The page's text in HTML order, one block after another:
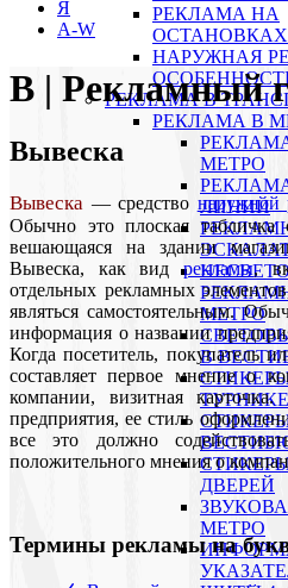
РЕКЛАМА НА
ОСТАНОВКАХ
НАРУЖНАЯ
РЕКЛАМА В
РЕКЛАМА В
МЕТРО
ЛИНИЙ
МЕТРО
В
ДВЕРЕЙ
МЕТРО
Я
A-W
В | Рекламный
Вывеска
Вывеска — средство наружной
Обычно это плоская
вешающаяся на здании
Вывеска, как видрекламы,
отдельных рекламных
являться самостоятельным.
информация о названии
Когда посетитель, покупатель
составляет первое мнение о
компании, визитная
предприятия, ее стиль
все это должно
положительного мнения о
Термины рекламы на